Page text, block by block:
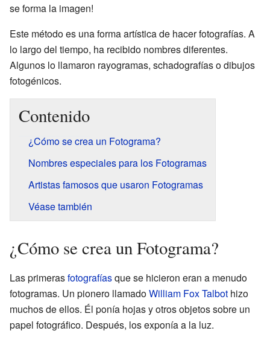
se forma la imagen!
Este método es una forma artística de hacer fotografías. A
lo largo del tiempo, ha recibido nombres diferentes.
Algunos lo llamaron rayogramas, schadografías o dibujos
fotogénicos.
Contenido
¿Cómo se crea un Fotograma?
Nombres especiales para los Fotogramas
Artistas famosos que usaron Fotogramas
Véase también
¿Cómo se crea un Fotograma?
Las primerasfotografíasque se hicieron eran a menudo
fotogramas. Un pionero llamadoWilliam Fox Talbot hizo
muchos de ellos. Él ponía hojas y otros objetos sobre un
papel fotográfico. Después, los exponía a la luz.